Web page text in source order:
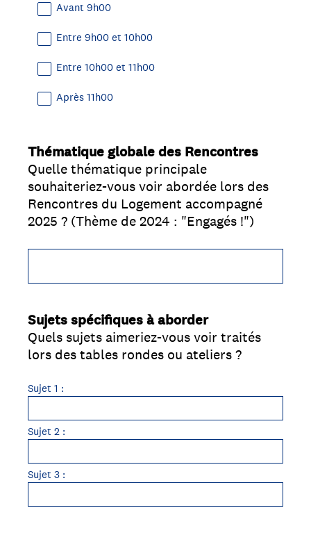
Avant 9h00
Entre 9h00 et 10h00
Entre 10h00 et 11h00
Après 11h00
Question
Title
Thématique globale des Rencontres
Quelle thématique principale
souhaiteriez-vous voir abordée lors des
Rencontres du Logement accompagné
2025 ? (Thème de 2024 : "Engagés !")
Question
Title
Sujets spécifiques à aborder
Quels sujets aimeriez-vous voir traités
lors des tables rondes ou ateliers ?
Sujet 1 :
Sujet 2 :
Sujet 3 :